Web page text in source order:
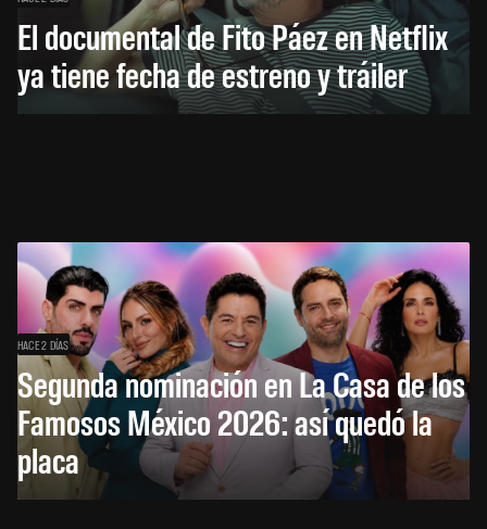
El documental de Fito Páez en Netflix
ya tiene fecha de estreno y tráiler
HACE 2 DÍAS
Segunda nominación en La Casa de los
Famosos México 2026: así quedó la
placa